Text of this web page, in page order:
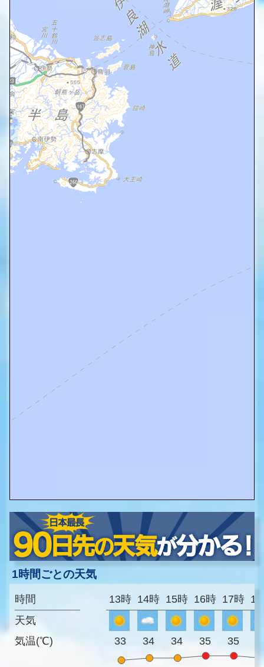
1時間ごとの天気
時間
天気
気温(℃)
13時 14時 15時 16時 17時
33 34 34 35 35